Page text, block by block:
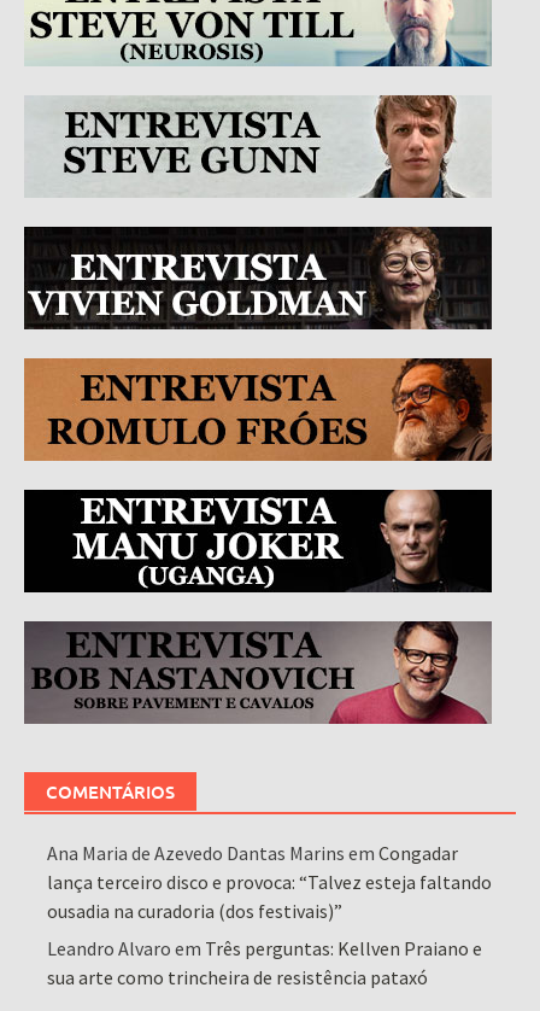
COMENTÁRIOS
Ana Maria de Azevedo Dantas Marins emCongadar
lança terceiro disco e provoca: “Talvez esteja faltando
ousadia na curadoria (dos festivais)”
Leandro Alvaro em Três perguntas: Kellven Praiano e
sua arte como trincheira de resistência pataxó